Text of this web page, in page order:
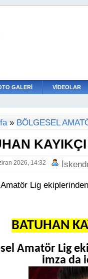
GALERİ VİDEOLAR
» BÖLGESEL
2026, 14:32
Lig
BATUHAN
Amatör Lig
imza da